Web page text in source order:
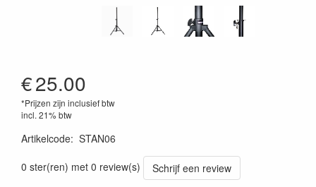
€25.00
*Prijzen zijn inclusief btw
incl. 21% btw
Artikelcode: STAN06
0 ster(ren) met 0 review(s)
Schrijf een review